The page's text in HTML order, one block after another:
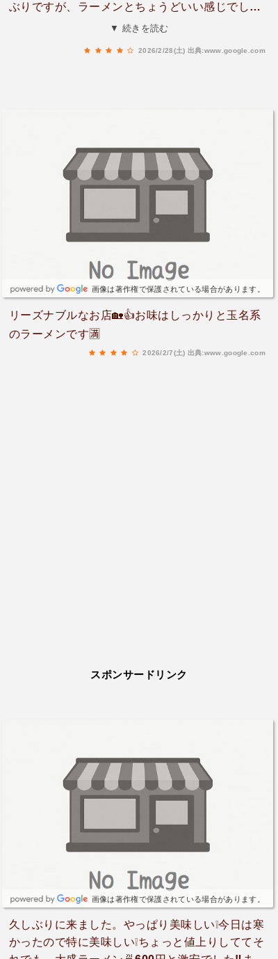
ぶりですが、ラーメンとちょうどいい感じでし
た。本当はチャンポン頂きたかったのですが、売
▼ 続きを読む
2026/2/28(土) 出典:www.google.com
画像は著作権で保護されている場合があります。
リーズナブルなお店🏡👍お味はしっかりと玉名系
のラーメンです🈵
2026/2/7(土) 出典:www.google.com
スポンサードリンク
画像は著作権で保護されている場合があります。
久しぶりに来ました。やっぱり美味しい❕️今日は寒
かったので特に美味しい❕️ちょっと値上りしててそ